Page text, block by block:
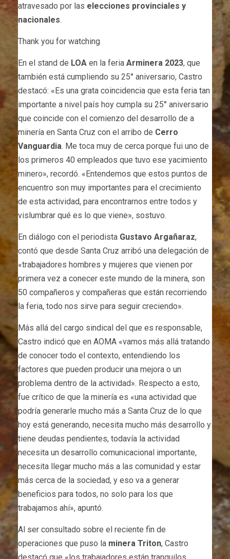
atravesado por las elecciones provinciales y
nacionales.
Thank you for watching
En el stand de LOA en la feria Arminera 2023, que
también está cumpliendo su 25° aniversario, Castro
destacó: «Es una grata coincidencia que esta feria tan
importante a nivel país hoy cumpla su 25° aniversario
que coincide con el comienzo del desarrollo de a
minería en Santa Cruz con el arribo de Cerro
Vanguardia. Me toca muy de cerca porque fui uno de
los primeros 40 empleados que tuvo ese yacimiento
minero», recordó. «Entendemos que estos puntos de
encuentro son muy importantes para el crecimiento
de esta actividad, para encontrarnos entre todos y
vislumbrar qué es lo que viene», sostuvo.
En diálogo con el periodista Gustavo Argañaraz,
contó que desde Santa Cruz arribó una delegación de
«trabajadores hombres y mujeres que vienen por
primera vez a conecer este mundo de la minera, son
50 compañeros y compañeras que están recorriendo
la feria, todo nos sirve para seguir creciendo».
Más allá del cargo sindical del que es responsable,
Castro indicó que en AOMA «vamos más allá tratando
de conocer todo el contexto, entendiendo los
factores que pueden producir una mejora o un
problema dentro de la actividad». Respecto a esto,
fue crítico de que la minería es «una actividad que
podría generarle mucho más a Santa Cruz de lo que
hoy está generando, necesita mucho más desarrollo y
tiene deudas pendientes, todavía la actividad
necesita un desarrollo comunicacional importante,
necesita llegar mucho más a las comunidad y estar
más cerca de la sociedad, y eso va a generar
beneficios para todos, no solo para los que
trabajamos ahí», apuntó.
Al ser consultado sobre el reciente fin de
operaciones que puso la minera Triton, Castro